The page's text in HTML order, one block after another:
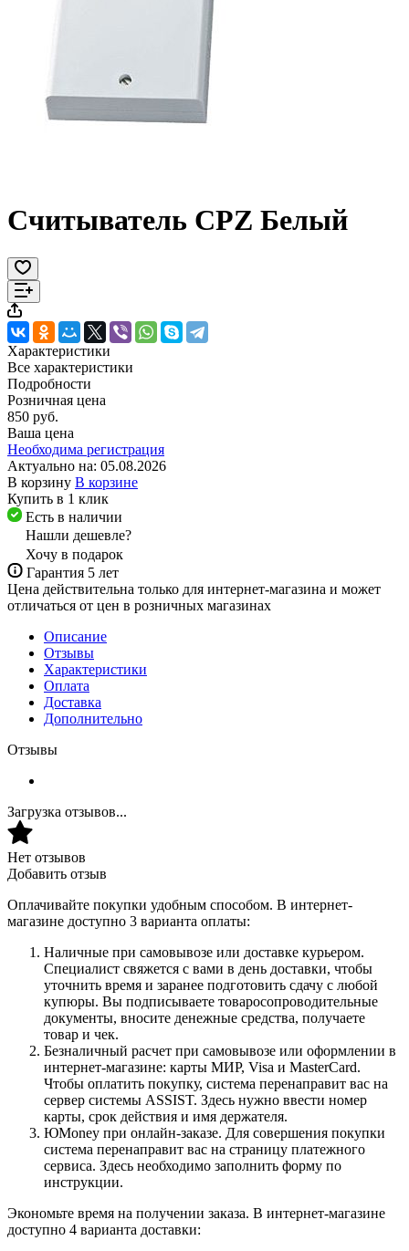
Считыватель CPZ Белый
Характеристики
Все характеристики
Подробности
Розничная цена
850 руб.
Ваша цена
Необходима регистрация
Актуально на: 05.08.2026
В корзину В корзине
Купить в 1 клик
Есть в наличии
Нашли дешевле?
Хочу в подарок
Гарантия 5 лет
Цена действительна только для интернет-магазина и может
отличаться от цен в розничных магазинах
Описание
Отзывы
Характеристики
Оплата
Доставка
Дополнительно
Отзывы
Загрузка отзывов...
Нет отзывов
Добавить отзыв
Оплачивайте покупки удобным способом. В интернет-
магазине доступно 3 варианта оплаты:
Наличные при самовывозе или доставке курьером.
Специалист свяжется с вами в день доставки, чтобы
уточнить время и заранее подготовить сдачу с любой
купюры. Вы подписываете товаросопроводительные
документы, вносите денежные средства, получаете
товар и чек.
Безналичный расчет при самовывозе или оформлении в
интернет-магазине: карты МИР, Visa и MasterCard.
Чтобы оплатить покупку, система перенаправит вас на
сервер системы ASSIST. Здесь нужно ввести номер
карты, срок действия и имя держателя.
ЮMoney при онлайн-заказе. Для совершения покупки
система перенаправит вас на страницу платежного
сервиса. Здесь необходимо заполнить форму по
инструкции.
Экономьте время на получении заказа. В интернет-магазине
доступно 4 варианта доставки: